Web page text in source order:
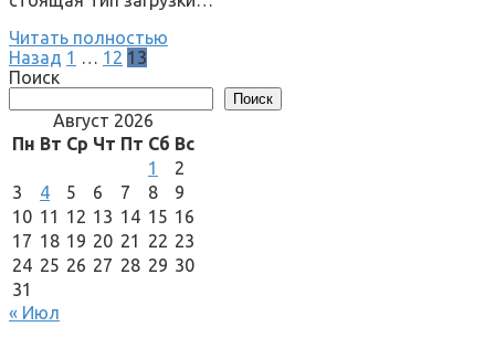
Читать полностью
Пагинация
записей
Назад 1 … 12 13
Поиск
Поиск
Август 2026
Пн Вт Ср Чт Пт Сб Вс
1
2
3
4 5 6 7 8
9
10 11 12 13 14 15 16
17 18 19 20 21 22 23
24 25 26 27 28 29 30
31
« Июл